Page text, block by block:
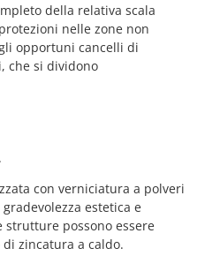
della relativa scala
nelle zone non
opportuni cancelli di
che si dividono
con verniciatura a polveri
estetica e
strutture possono essere
zincatura a caldo.